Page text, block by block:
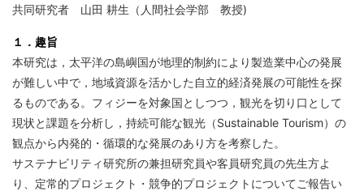
共同研究者 山田 耕生（人間社会学部 教授)
１．趣旨
本研究は，太平洋の島嶼国が地理的制約により製造業中心の発展
が難しい中で，地域資源を活かした自立的経済発展の可能性を探
るものである。フィジーを対象国としつつ，観光を切り口として
現状と課題を分析し，持続可能な観光（Sustainable Tourism）の
観点から内発的・循環的な発展のあり方を考察した。
サステナビリティ研究所の兼担研究員や客員研究員の先生方よ
り、定常的プロジェクト・競争的プロジェクトについてご報告い